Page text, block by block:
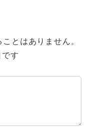
とはありません。
す